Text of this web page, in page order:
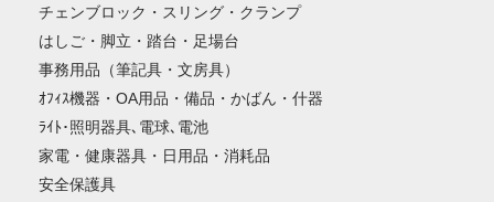
チェンブロック・スリング・クランプ
はしご・脚立・踏台・足場台
事務用品（筆記具・文房具）
ｵﾌｨｽ機器・OA用品・備品・かばん・什器
ﾗｲﾄ･照明器具､電球､電池
家電・健康器具・日用品・消耗品
安全保護具